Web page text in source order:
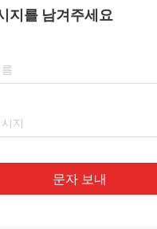
지를 남겨주세요
문자 보내